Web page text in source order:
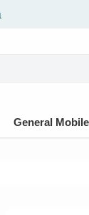
General Mobile